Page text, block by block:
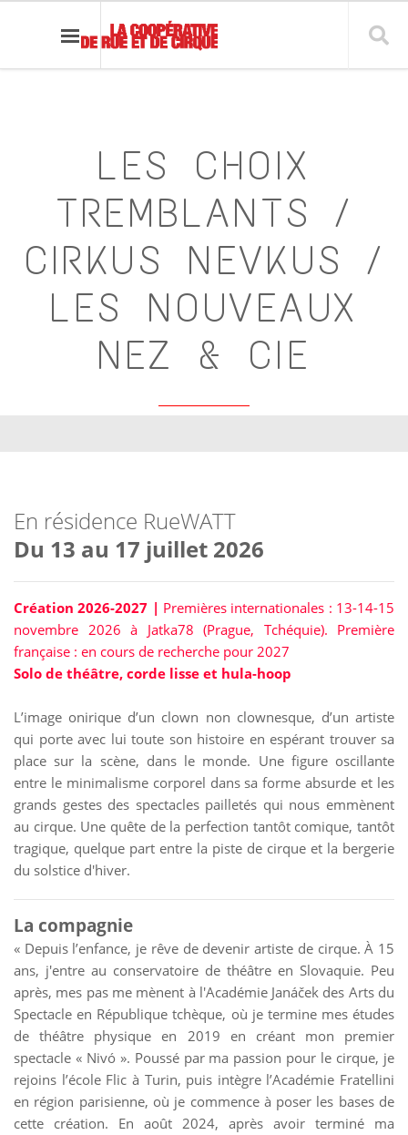
LES CHOIX
TREMBLANTS /
CIRKUS NEVKUS /
LES NOUVEAUX
NEZ & CIE
En résidence RueWATT
Du 13 au 17 juillet 2026
Création 2026-2027 | Premières internationales : 13-14-15
novembre 2026 à Jatka78 (Prague, Tchéquie). Première
française : en cours de recherche pour 2027
Solo de théâtre, corde lisse et hula-hoop
L’image onirique d’un clown non clownesque, d’un artiste
qui porte avec lui toute son histoire en espérant trouver sa
place sur la scène, dans le monde. Une figure oscillante
entre le minimalisme corporel dans sa forme absurde et les
grands gestes des spectacles pailletés qui nous emmènent
au cirque. Une quête de la perfection tantôt comique, tantôt
tragique, quelque part entre la piste de cirque et la bergerie
du solstice d'hiver.
La compagnie
« Depuis l’enfance, je rêve de devenir artiste de cirque. À 15
ans, j'entre au conservatoire de théâtre en Slovaquie. Peu
après, mes pas me mènent à l'Académie Janáček des Arts du
Spectacle en République tchèque, où je termine mes études
de théâtre physique en 2019 en créant mon premier
spectacle « Nivó ». Poussé par ma passion pour le cirque, je
rejoins l’école Flic à Turin, puis intègre l’Académie Fratellini
en région parisienne, où je commence à poser les bases de
cette création. En août 2024, après avoir terminé ma